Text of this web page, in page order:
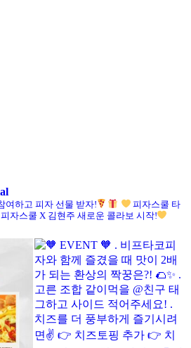
여하고 피자 선물 받자!
피자스쿨 타
피자스쿨 X 김현주 새로운 콜라보 시작!